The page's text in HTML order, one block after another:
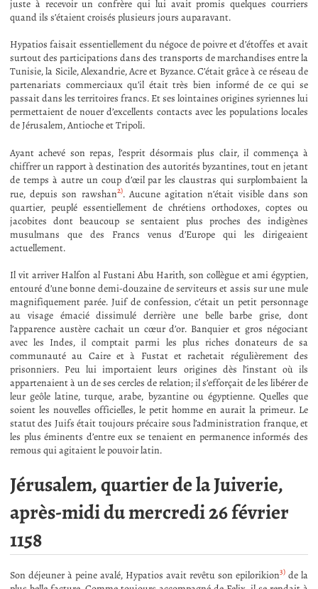
juste à recevoir un confrère qui lui avait promis quelques courriers
quand ils s’étaient croisés plusieurs jours auparavant.
Hypatios faisait essentiellement du négoce de poivre et d’étoffes et avait
surtout des participations dans des transports de marchandises entre la
Tunisie, la Sicile, Alexandrie, Acre et Byzance. C’était grâce à ce réseau de
partenariats commerciaux qu’il était très bien informé de ce qui se
passait dans les territoires francs. Et ses lointaines origines syriennes lui
permettaient de nouer d’excellents contacts avec les populations locales
de Jérusalem, Antioche et Tripoli.
Ayant achevé son repas, l’esprit désormais plus clair, il commença à
chiffrer un rapport à destination des autorités byzantines, tout en jetant
de temps à autre un coup d’œil par les claustras qui surplombaient la
rue, depuis son rawshan2). Aucune agitation n’était visible dans son
quartier, peuplé essentiellement de chrétiens orthodoxes, coptes ou
jacobites dont beaucoup se sentaient plus proches des indigènes
musulmans que des Francs venus d’Europe qui les dirigeaient
actuellement.
Il vit arriver Halfon al Fustani Abu Harith, son collègue et ami égyptien,
entouré d’une bonne demi-douzaine de serviteurs et assis sur une mule
magnifiquement parée. Juif de confession, c’était un petit personnage
au visage émacié dissimulé derrière une belle barbe grise, dont
l’apparence austère cachait un cœur d’or. Banquier et gros négociant
avec les Indes, il comptait parmi les plus riches donateurs de sa
communauté au Caire et à Fustat et rachetait régulièrement des
prisonniers. Peu lui importaient leurs origines dès l’instant où ils
appartenaient à un de ses cercles de relation; il s’efforçait de les libérer de
leur geôle latine, turque, arabe, byzantine ou égyptienne. Quelles que
soient les nouvelles officielles, le petit homme en aurait la primeur. Le
statut des Juifs était toujours précaire sous l’administration franque, et
les plus éminents d’entre eux se tenaient en permanence informés des
remous qui agitaient le pouvoir latin.
Jérusalem, quartier de la Juiverie,
après-midi du mercredi 26 février
1158
Son déjeuner à peine avalé, Hypatios avait revêtu son epilorikion3) de la